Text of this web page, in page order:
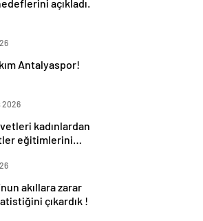
açıkladı.
Antalyaspor!
2026
kadınlardan
eğitimlerini
akıllara zarar
çıkardık !